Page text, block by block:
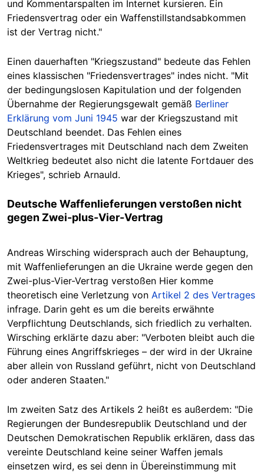
und Kommentarspalten im Internet kursieren. Ein
Friedensvertrag oder ein Waffenstillstandsabkommen
ist der Vertrag nicht."
Einen dauerhaften "Kriegszustand" bedeute das Fehlen
eines klassischen "Friedensvertrages" indes nicht. "Mit
der bedingungslosen Kapitulation und der folgenden
Übernahme der Regierungsgewalt gemäß Berliner
Erklärung vom Juni 1945 war der Kriegszustand mit
Deutschland beendet. Das Fehlen eines
Friedensvertrages mit Deutschland nach dem Zweiten
Weltkrieg bedeutet also nicht die latente Fortdauer des
Krieges", schrieb Arnauld.
Deutsche Waffenlieferungen verstoßen nicht
gegen Zwei-plus-Vier-Vertrag
Andreas Wirsching widersprach auch der Behauptung,
mit Waffenlieferungen an die Ukraine werde gegen den
Zwei-plus-Vier-Vertrag verstoßen Hier komme
theoretisch eine Verletzung von Artikel 2 des Vertrages
infrage. Darin geht es um die bereits erwähnte
Verpflichtung Deutschlands, sich friedlich zu verhalten.
Wirsching erklärte dazu aber: "Verboten bleibt auch die
Führung eines Angriffskrieges – der wird in der Ukraine
aber allein von Russland geführt, nicht von Deutschland
oder anderen Staaten."
Im zweiten Satz des Artikels 2 heißt es außerdem: "Die
Regierungen der Bundesrepublik Deutschland und der
Deutschen Demokratischen Republik erklären, dass das
vereinte Deutschland keine seiner Waffen jemals
einsetzen wird, es sei denn in Übereinstimmung mit